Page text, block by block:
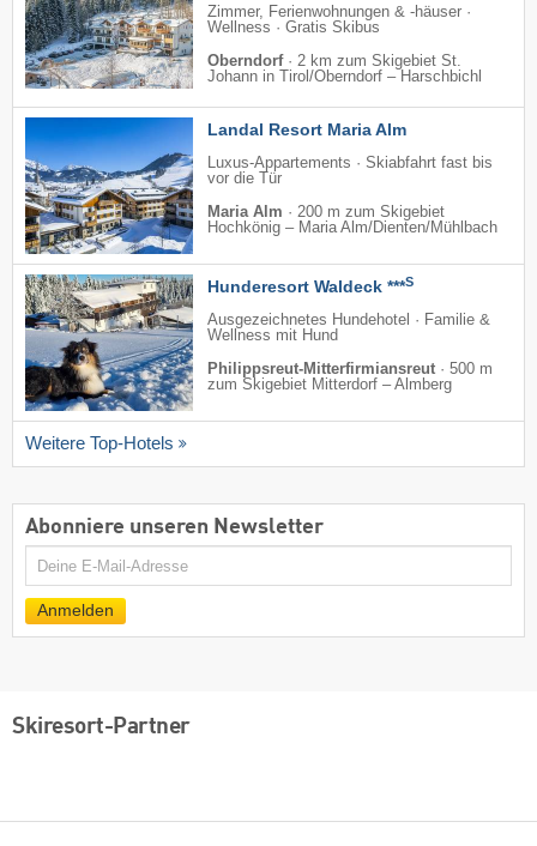
Zimmer, Ferienwohnungen & -häuser ·
Wellness · Gratis Skibus
Oberndorf · 2 km zum Skigebiet St.
Johann in Tirol/​Oberndorf – Harschbichl
Landal Resort Maria Alm
Luxus-Appartements · Skiabfahrt fast bis
vor die Tür
Maria Alm · 200 m zum Skigebiet
Hochkönig – Maria Alm/​Dienten/​Mühlbach
Hunderesort Waldeck ***S
Ausgezeichnetes Hundehotel · Familie &
Wellness mit Hund
Philippsreut-Mitterfirmiansreut · 500 m
zum Skigebiet Mitterdorf – Almberg
Weitere Top-Hotels
Abonniere unseren Newsletter
E-
Anmelden
Skiresort-Partner